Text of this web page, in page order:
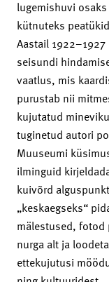
lugemishuvi
kütnuteks
Aastail
seisundi
vaatlus, mis
purustab nii
kujutatud
tuginetud autori
Muuseumi
ilminguid
kuivõrd
„keskaegseks“
mälestused, fotod
nurga alt ja
ettekujutusi